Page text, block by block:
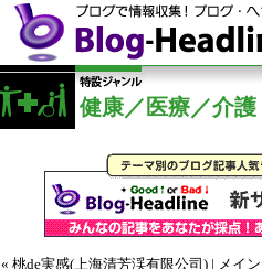
健康／医療／介護
« 桃de実感(上海清芳渓有限公司) メイン